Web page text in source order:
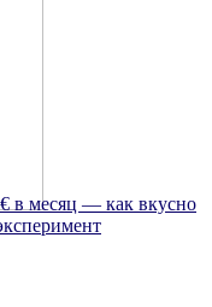
в месяц — как вкусно